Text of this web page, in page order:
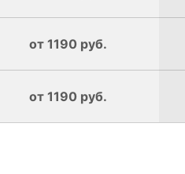
от 1190 руб.
от 1190 руб.